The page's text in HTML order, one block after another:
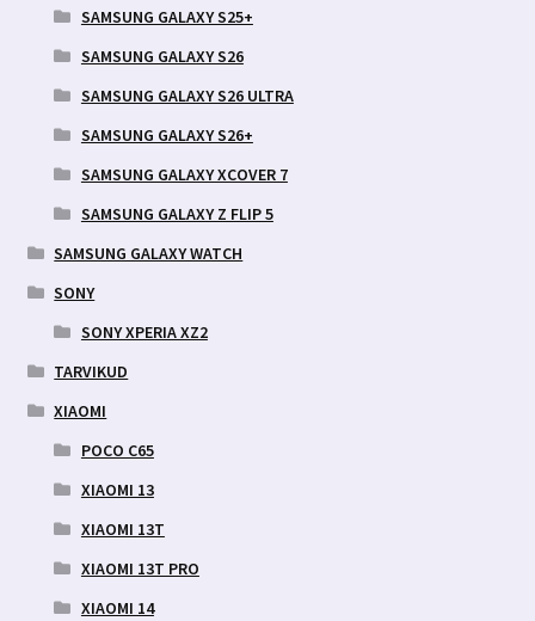
SAMSUNG GALAXY S25+
SAMSUNG GALAXY S26
SAMSUNG GALAXY S26 ULTRA
SAMSUNG GALAXY S26+
SAMSUNG GALAXY XCOVER 7
SAMSUNG GALAXY Z FLIP 5
SAMSUNG GALAXY WATCH
SONY
SONY XPERIA XZ2
TARVIKUD
XIAOMI
POCO C65
XIAOMI 13
XIAOMI 13T
XIAOMI 13T PRO
XIAOMI 14